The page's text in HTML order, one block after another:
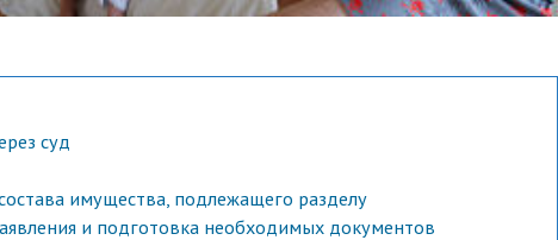
суд
имущества, подлежащего разделу
и подготовка необходимых документов